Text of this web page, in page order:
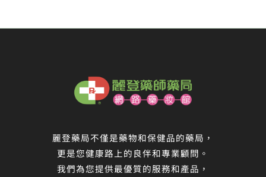
麗登藥局不僅是藥物和保健品的藥局，
更是您健康路上的良伴和專業顧問。
我們為您提供最優質的服務和產品，